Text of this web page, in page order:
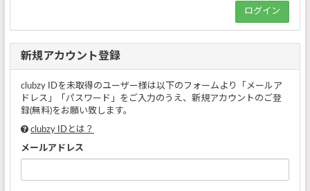
新規アカウント登録
clubzy IDを未取得のユーザー様は以下のフォームより「メールア
ドレス」「パスワード」をご入力のうえ、新規アカウントのご登
録(無料)をお願い致します。
clubzy IDとは？
メールアドレス